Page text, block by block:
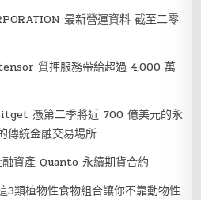
最新營運資料 截至二零
質押服務帶給超過 4,000 萬
憑第二季將近 700 億美元的永
傳統金融交易場所
資產 Quanto 永續期貨合約
3類植物性食物組合讓你不靠動物性